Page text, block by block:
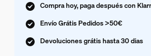
Compra hoy, paga después con
Envío Grátis Pedidos >50€
Devoluciones grátis hasta 30 dias